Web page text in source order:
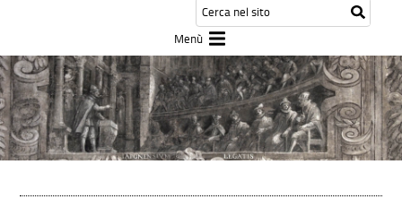
Testo
Inizia
la
Menù